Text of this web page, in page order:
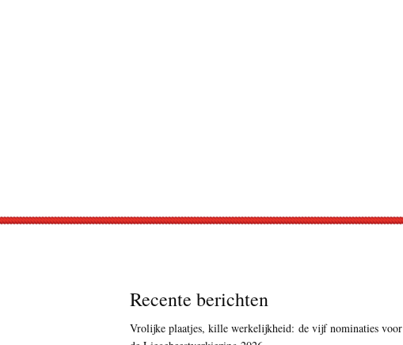
Recente berichten
Vrolijke plaatjes, kille werkelijkheid: de vijf nominaties voor